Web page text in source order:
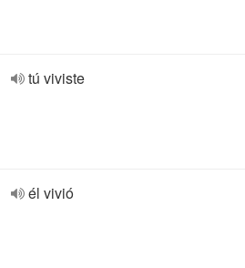
tú viviste
él vivió